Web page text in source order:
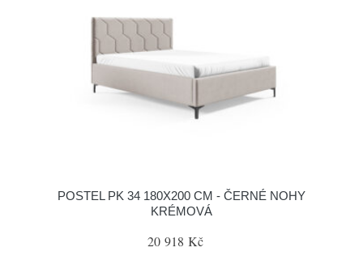
POSTEL PK 34 180X200 CM - ČERNÉ NOHY
KRÉMOVÁ
20 918 Kč